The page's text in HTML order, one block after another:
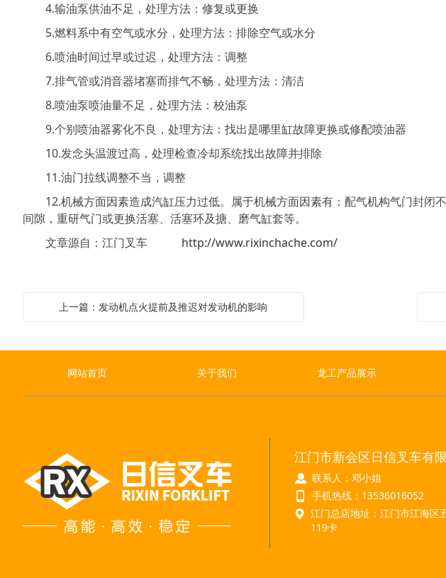
4.输油泵供油不足，处理方法：修复或更换
5.燃料系中有空气或水分，处理方法：排除空气或水分
6.喷油时间过早或过迟，处理方法：调整
7.排气管或消音器堵塞而排气不畅，处理方法：清洁
8.喷油泵喷油量不足，处理方法：校油泵
9.个别喷油器雾化不良，处理方法：找出是哪里缸故障更换或修配喷油器
10.发念头温渡过高，处理检查冷却系统找出故障并排除
11.油门拉线调整不当，调整
12.机械方面因素造成汽缸压力过低。属于机械方面因素有：配气机构气门封闭
间隙，重研气门或更换活塞、活塞环及搪、磨气缸套等。
文章源自：江门叉车
http://www.rixinchache.com/
上一篇：发动机点火提前及推迟对发动机的影响
网站首页 关于我们 龙工产品展示
江门市新会区日信叉车有
联系人：邓小姐
手机热线：13536016052
江门总店地址：江门市江海区
119卡